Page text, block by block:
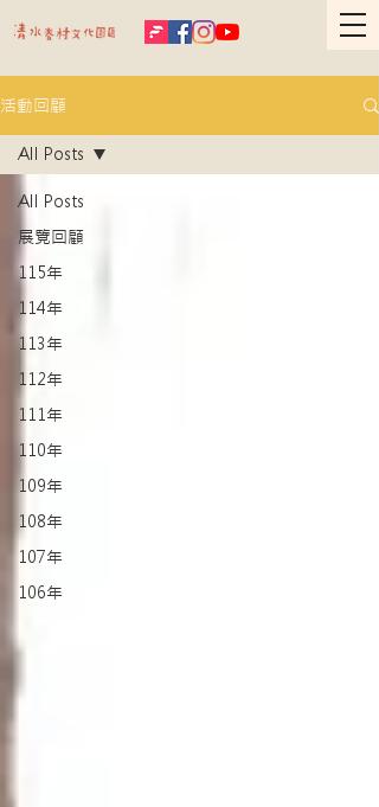
活動回顧
All Posts
展覽回顧
115年
114年
113年
112年
111年
110年
109年
108年
107年
106年
All Posts